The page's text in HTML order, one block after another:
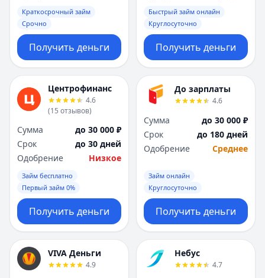
Сочи
Сургут
Т
Тверь
Тольятти
Томск
Тула
Тюмень
Ульяновск
Х
Хабаровск
Ч
Чебоксары
Челябинск
Я
Сочи
Сургут
Т
Тверь
Тольятти
Томск
Тула
Тюмень
Ульяновск
Х
Хабаровск
Ч
Чебоксары
Челябинск
Я
Краткосрочный займ
Срочно
Получить деньги
Быстрый займ онлайн
Круглосуточно
Получить деньги
Центрофинанс
4.6
(15 отзывов)
Сумма
до 30 000 ₽
Срок
до 30 дней
Одобрение
Низкое
Займ бесплатно
Первый займ 0%
Получить деньги
До зарплаты
4.6
Сумма
до 30 000 ₽
Срок
до 180 дней
Одобрение
Среднее
Займ онлайн
Круглосуточно
Получить деньги
VIVA Деньги
4.9
Небус
4.7